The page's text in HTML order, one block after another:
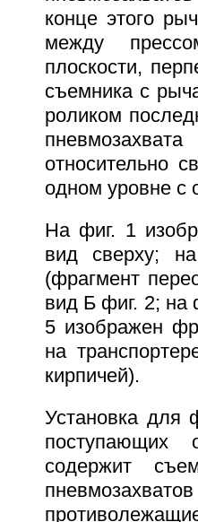
конце этого
между
плоскости,
съемника с
роликом
относительно
одном уровне с
На фиг. 1
вид сверху;
(фрагмент
вид Б фиг. 2; на
5 изображен
на
кирпичей).
Установка для
поступающих
содержит